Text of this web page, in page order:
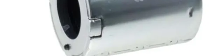
Päävarasto
Digitaaliset tilauskanavat
Myymälät
Palveluvarastot
Ennakoiva kartoitus
Enerpac-huolto